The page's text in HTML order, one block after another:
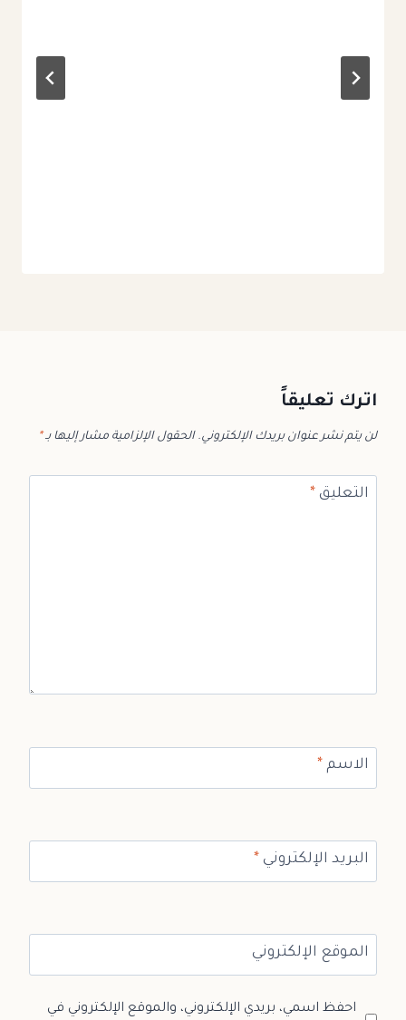
اترك تعليقاً
لن يتم نشر عنوان بريدك الإلكتروني. الحقول الإلزامية مشار إليها بـ*
التعليق *
الاسم *
البريد الإلكتروني *
الموقع الإلكتروني
احفظ اسمي، بريدي الإلكتروني، والموقع الإلكتروني في